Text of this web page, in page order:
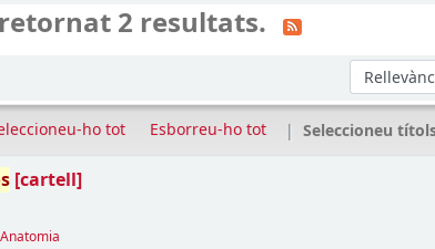
2 resultats.
Ordeneu
ho tot Esborreu-ho tot Seleccioneu
[cartell]